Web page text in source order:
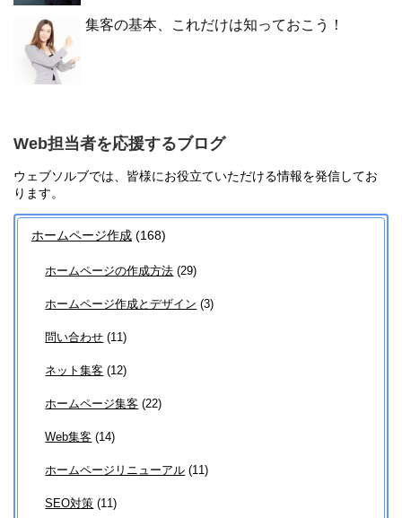
集客の基本、これだけは知っておこう！
Web担当者を応援するブログ
ウェブソルブでは、皆様にお役立ていただける情報を発信してお
ります。
ホームページ作成 (168)
ホームページの作成方法 (29)
ホームページ作成とデザイン (3)
問い合わせ (11)
ネット集客 (12)
ホームページ集客 (22)
Web集客 (14)
ホームページリニューアル (11)
SEO対策 (11)